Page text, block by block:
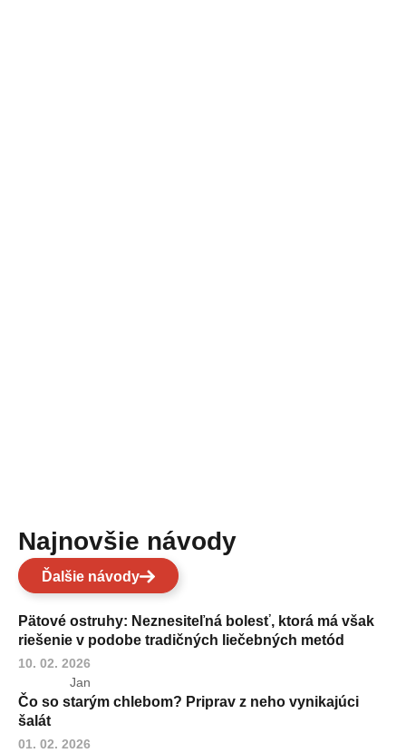
Najnovšie návody
Ďalšie návody
Pätové ostruhy: Neznesiteľná bolesť, ktorá má však
riešenie v podobe tradičných liečebných metód
10. 02. 2026
Jan
Čo so starým chlebom? Priprav z neho vynikajúci
šalát
01. 02. 2026